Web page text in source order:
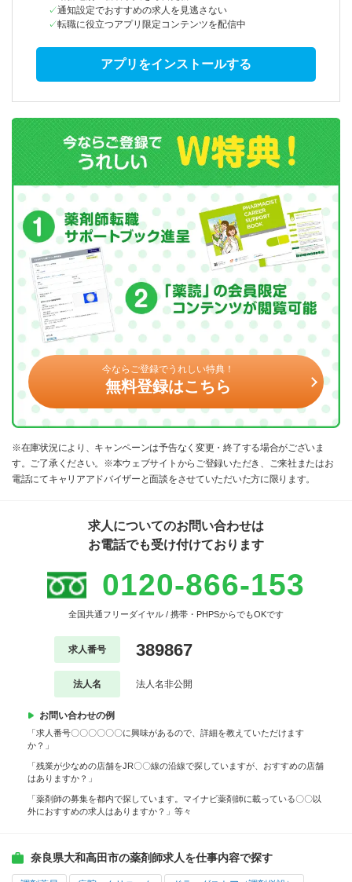
通知設定でおすすめの求人を見逃さない
転職に役立つアプリ限定コンテンツを配信中
アプリをインストールする
今ならご登録でうれしい特典！
無料登録はこちら
※在庫状況により、キャンペーンは予告なく変更・終了する場合がございま
す。ご了承ください。※本ウェブサイトからご登録いただき、ご来社またはお
電話にてキャリアアドバイザーと面談をさせていただいた方に限ります。
求人についてのお問い合わせは
お電話でも受け付けております
0120-866-153
全国共通フリーダイヤル / 携帯・PHPSからでもOKです
求人番号 389867
法人名 法人名非公開
お問い合わせの例
「求人番号〇〇〇〇〇〇に興味があるので、詳細を教えていただけます
か？」
「残業が少なめの店舗をJR〇〇線の沿線で探していますが、おすすめの店舗
はありますか？」
「薬剤師の募集を都内で探しています。マイナビ薬剤師に載っている〇〇以
外におすすめの求人はありますか？」等々
奈良県大和高田市の薬剤師求人を仕事内容で探す